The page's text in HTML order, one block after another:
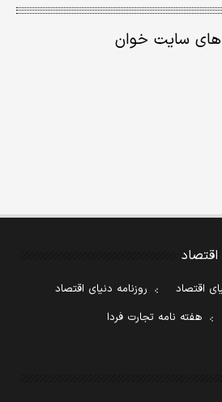
های سایت خوان
اقتصاد
روزنامه دنیای اقتصاد
هفته نامه تجارت فردا